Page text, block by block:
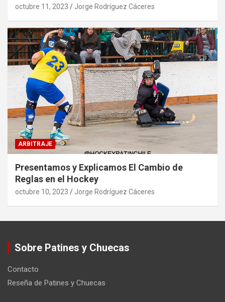
octubre 11, 2023 Jorge Rodríguez Cáceres
ARBITRAJE
Presentamos y Explicamos El Cambio de
Reglas en el Hockey
octubre 10, 2023 Jorge Rodríguez Cáceres
Sobre Patines y Chuecas
Contacto
Reseña de Patines y Chuecas